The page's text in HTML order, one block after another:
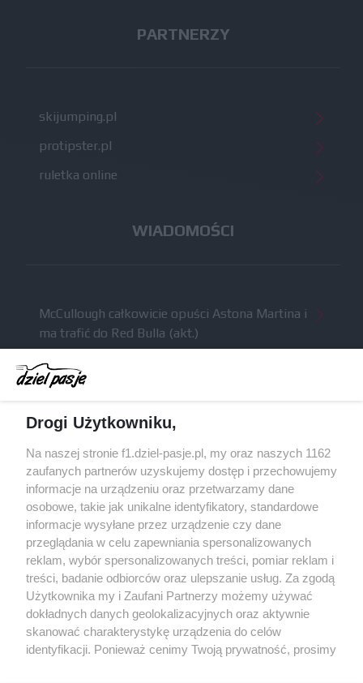
PARTNERZY
skijumping.pl
protipster.pl
ruletka online
WIADOMOŚCI
McCullough całkowicie opuści Astona Martina i
ma trafić do Red Bulla (akt.)
Dochód F1 spadł o 61 procent względem
zeszłego sezonu
algorytmach?
Honda uświadomiła sobie skalę problemów z
silnikiem dopiero w styczniu
Audi planuje wprowadzić jeszcze cztery duże
pakiety poprawek w 2026 roku
Polityka prywatności © 2004 - 2026 GPmedia
Kopiowanie treści bez
zgody autorów zabronione.
Serwis internetowy, z którego korzystasz, używa plików
cookies. Są to pliki instalowane w urządzeniach
końcowych osób korzystających z serwisu, w celu
administrowania serwisem, poprawy jakości
Drogi Użytkowniku,
Na naszej stronie f1.dziel-pasje.pl, my oraz naszych 1162
zaufanych partnerów uzyskujemy dostęp i przechowujemy
informacje na urządzeniu oraz przetwarzamy dane
osobowe, takie jak unikalne identyfikatory, standardowe
informacje wysyłane przez urządzenie czy dane
przeglądania w celu zapewniania spersonalizowanych
reklam, wybór spersonalizowanych treści, pomiar reklam i
treści, badanie odbiorców oraz ulepszanie usług. Za zgodą
Użytkownika my i Zaufani Partnerzy możemy używać
dokładnych danych geolokalizacyjnych oraz aktywnie
skanować charakterystykę urządzenia do celów
identyfikacji. Ponieważ cenimy Twoją prywatność, prosimy